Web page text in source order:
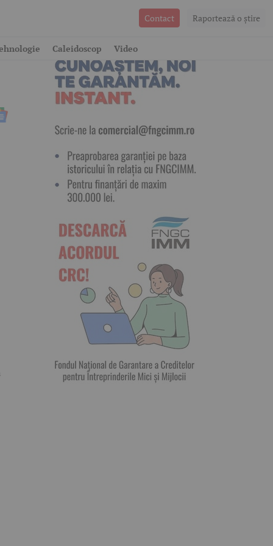
Contact Raportează o ştire
Caleidoscop Video